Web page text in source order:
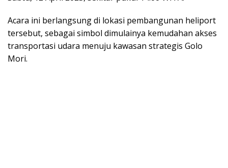
Acara ini berlangsung di lokasi pembangunan heliport
tersebut, sebagai simbol dimulainya kemudahan akses
transportasi udara menuju kawasan strategis Golo
Mori.